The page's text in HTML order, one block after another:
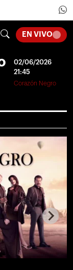
EN VIVO
02/06/2026
21:45
Corazón Negro